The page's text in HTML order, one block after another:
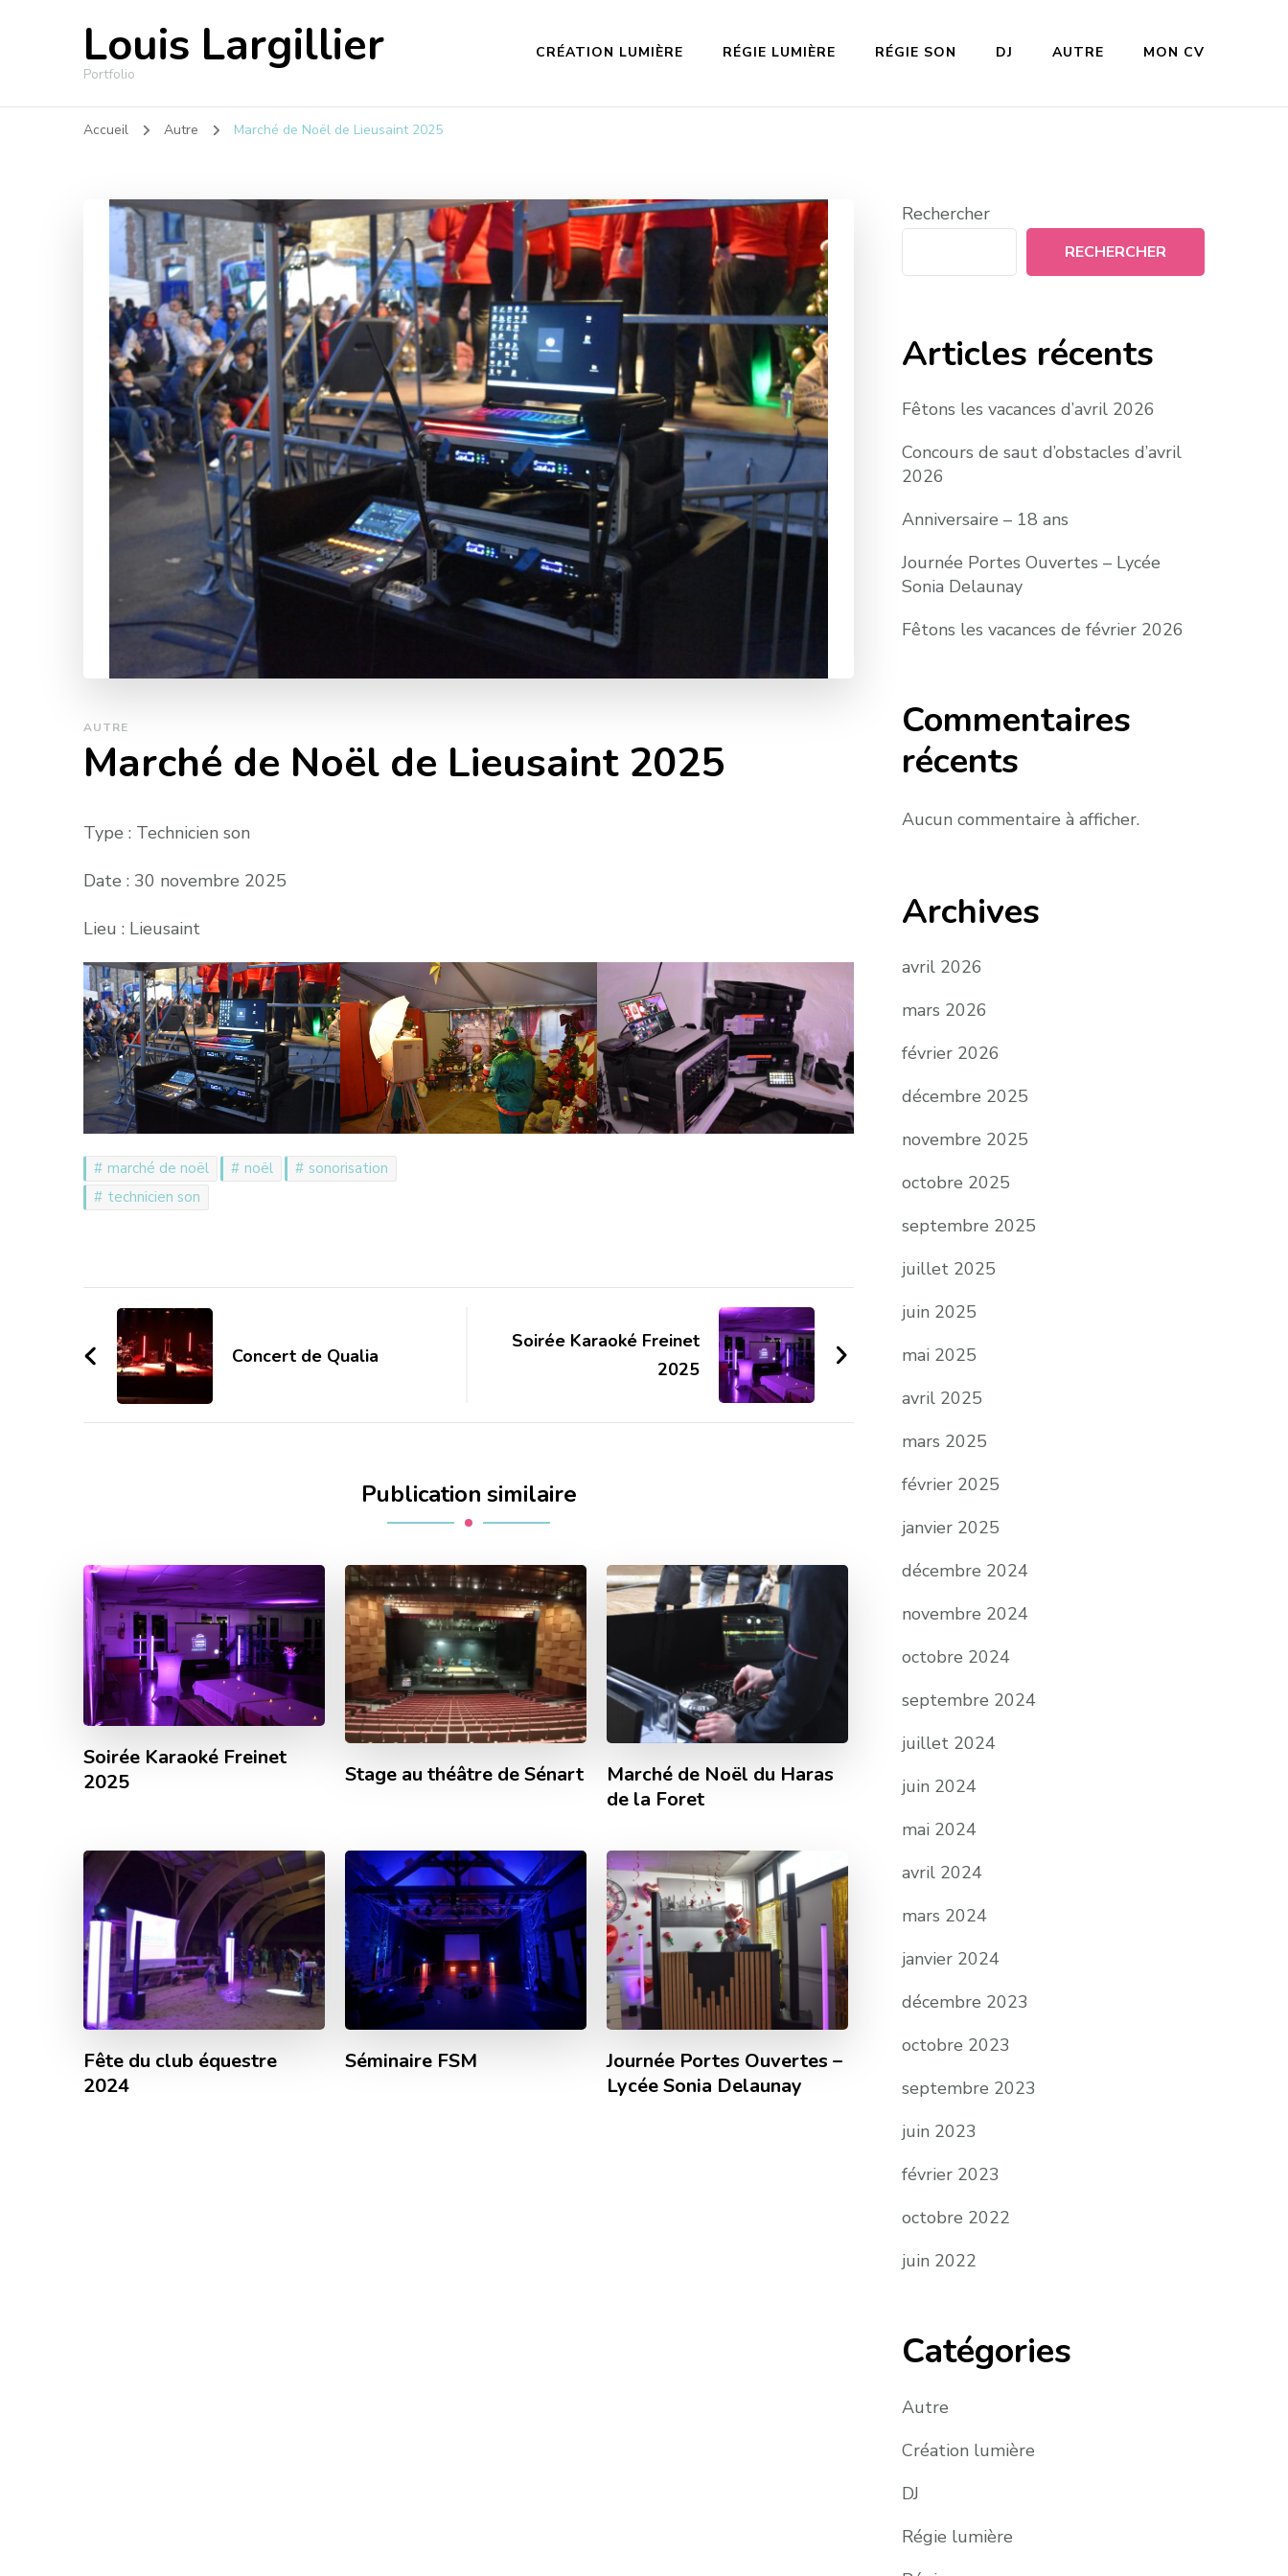
Louis Largillier
Portfolio
CRÉATION LUMIÈRE RÉGIE LUMIÈRE RÉGIE SON DJ AUTRE MON CV
Accueil Autre Marché de Noël de Lieusaint 2025
AUTRE
Marché de Noël de Lieusaint 2025
Type : Technicien son
Date : 30 novembre 2025
Lieu : Lieusaint
marché de noël noël
sonorisation
technicien son
Navigation
d'article
Concert de Qualia
Soirée Karaoké Freinet
2025
Publication similaire
Soirée Karaoké Freinet
2025
Stage au théâtre de Sénart
Marché de Noël du Haras
de la Foret
Fête du club équestre
2024
Séminaire FSM
Journée Portes Ouvertes –
Lycée Sonia Delaunay
Rechercher
RECHERCHER
Articles récents
Fêtons les vacances d’avril 2026
Concours de saut d’obstacles d’avril
2026
Anniversaire – 18 ans
Journée Portes Ouvertes – Lycée
Sonia Delaunay
Fêtons les vacances de février 2026
Commentaires
récents
Aucun commentaire à afficher.
Archives
avril 2026
mars 2026
février 2026
décembre 2025
novembre 2025
octobre 2025
septembre 2025
juillet 2025
juin 2025
mai 2025
avril 2025
mars 2025
février 2025
janvier 2025
décembre 2024
novembre 2024
octobre 2024
septembre 2024
juillet 2024
juin 2024
mai 2024
avril 2024
mars 2024
janvier 2024
décembre 2023
octobre 2023
septembre 2023
juin 2023
février 2023
octobre 2022
juin 2022
Catégories
Autre
Création lumière
DJ
Régie lumière